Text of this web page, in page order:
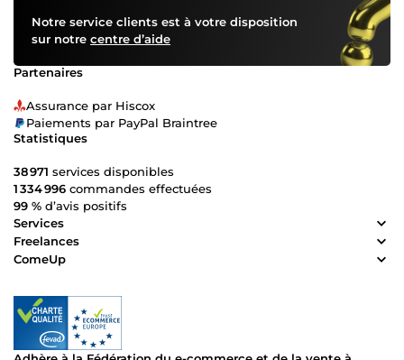
Notre service clients est à votre disposition
sur notre centre d’aide
Partenaires
Assurance par Hiscox
Paiements par PayPal Braintree
Statistiques
38 971 services disponibles
1 334 996 commandes effectuées
99 % d’avis positifs
Services
Freelances
ComeUp